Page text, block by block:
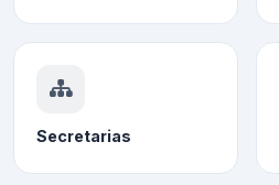
Secretarias